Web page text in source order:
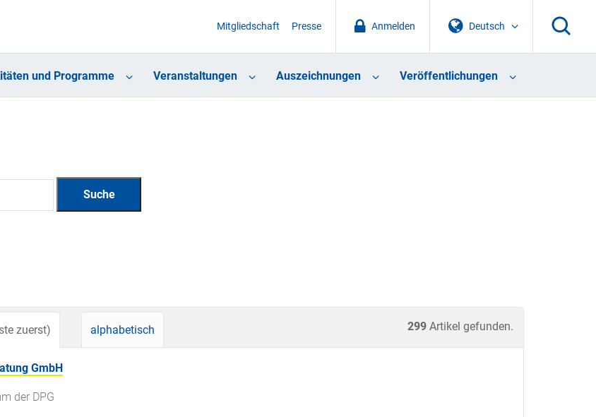
Deutsch
Anmelden
Mitgliedschaft Presse
und Programme Veranstaltungen Auszeichnungen Veröffentlichungen
299 Artikel gefunden.
zuerst) alphabetisch
GmbH
der DPG